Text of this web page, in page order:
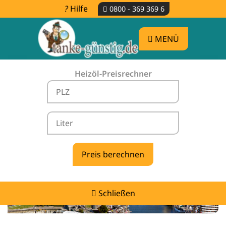
Hilfe 0800 - 369 369 6
MENÜ
Heizöl-Preisrechner
Schließen
Heizölpreise Borstel -
vergleichen & günstig tanken